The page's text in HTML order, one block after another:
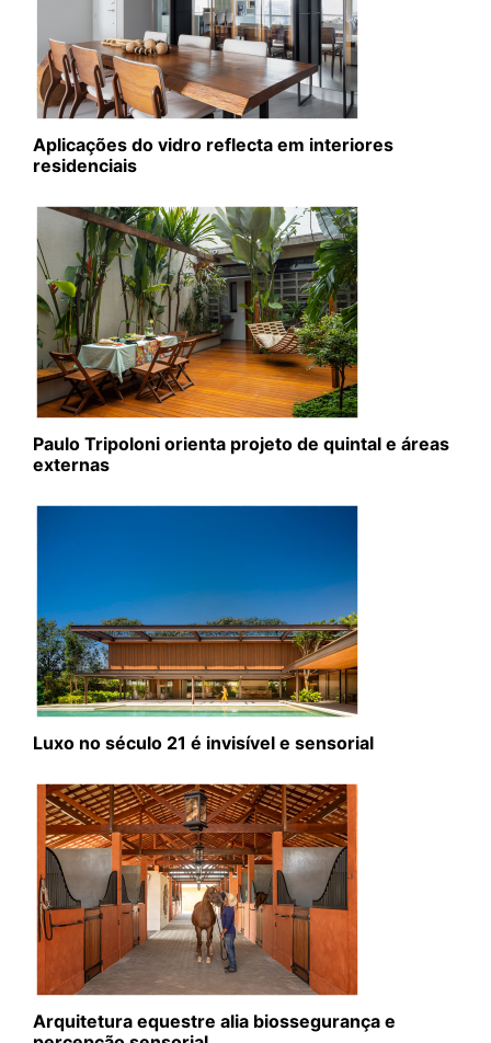
Aplicações do vidro reflecta em interiores
residenciais
Paulo Tripoloni orienta projeto de quintal e áreas
externas
Luxo no século 21 é invisível e sensorial
Arquitetura equestre alia biossegurança e